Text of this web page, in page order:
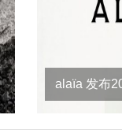
alaïa 发布